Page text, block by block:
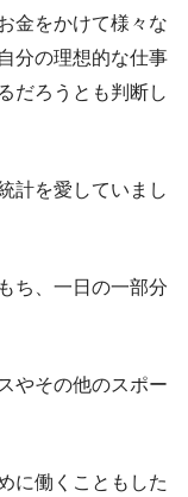
金をかけて様々な
分の理想的な仕事
だろうとも判断し
計を愛していまし
ち、一日の一部分
やその他のスポー
に働くこともした